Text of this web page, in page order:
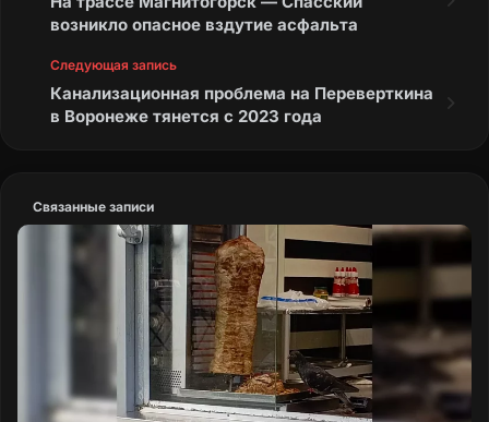
возникло опасное вздутие асфальта
Следующая запись
Канализационная проблема на Переверткина
в Воронеже тянется с 2023 года
Связанные записи